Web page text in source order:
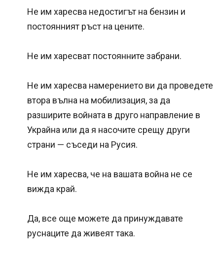
Не им харесва недостигът на бензин и
постоянният ръст на цените.
Не им харесват постоянните забрани.
Не им харесва намерението ви да проведете
втора вълна на мобилизация, за да
разширите войната в друго направление в
Украйна или да я насочите срещу други
страни — съседи на Русия.
Не им харесва, че на вашата война не се
вижда край.
Да, все още можете да принуждавате
руснаците да живеят така.